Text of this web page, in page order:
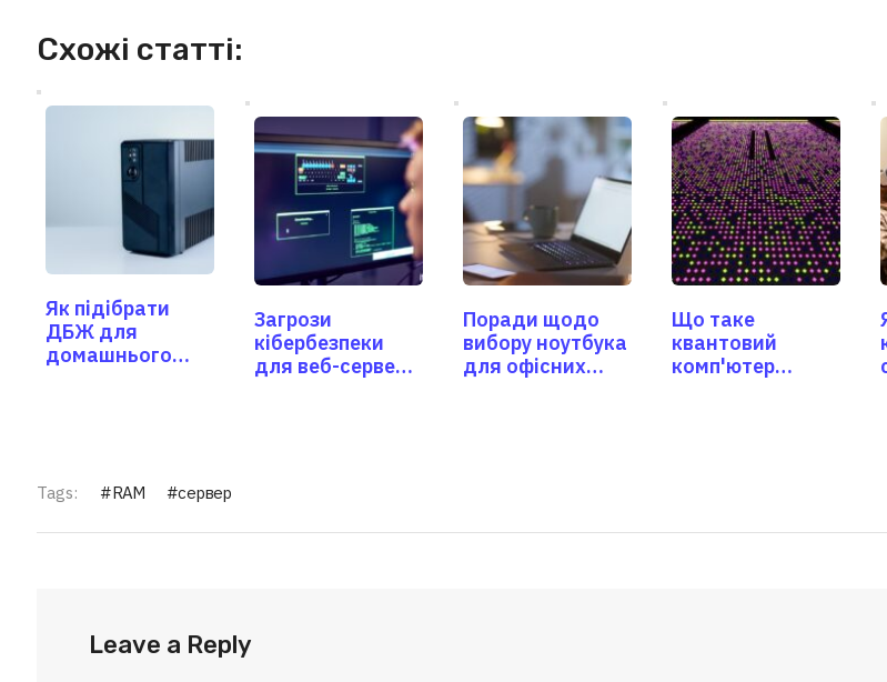
Схожі статті:
Як підібрати
ДБЖ для
домашнього
Загрози
кібербезпеки
для веб-сервера
Поради щодо
вибору ноутбука
для офісних
Що таке
квантовий
комп'ютер
Tags: RAM сервер
Leave a Reply